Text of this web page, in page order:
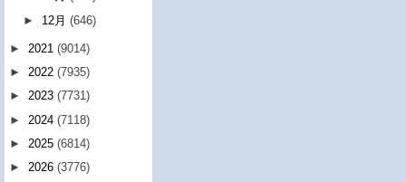
► 12月(646)
► 2021 (9014)
► 2022 (7935)
► 2023 (7731)
► 2024 (7118)
► 2025 (6814)
► 2026 (3776)